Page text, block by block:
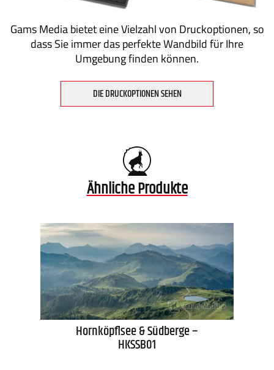
Gams Media bietet eine Vielzahl von Druckoptionen, so
dass Sie immer das perfekte Wandbild für Ihre
Umgebung finden können.
DIE DRUCKOPTIONEN SEHEN
Ähnliche Produkte
Hornköpflsee & Südberge –
HKSSB01